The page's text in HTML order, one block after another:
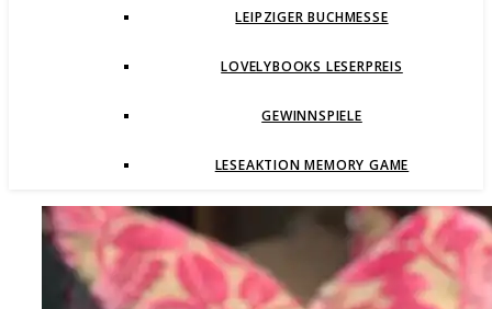
LEIPZIGER BUCHMESSE
LOVELYBOOKS LESERPREIS
GEWINNSPIELE
LESEAKTION MEMORY GAME